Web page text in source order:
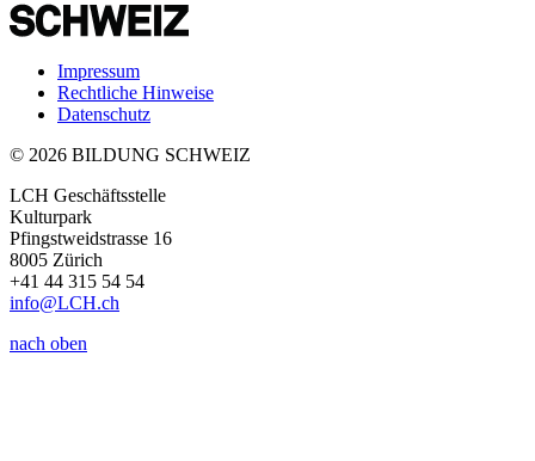
Impressum
Rechtliche Hinweise
Datenschutz
© 2026 BILDUNG SCHWEIZ
LCH Geschäftsstelle
Kulturpark
Pfingstweidstrasse 16
8005 Zürich
+41 44 315 54 54
info@LCH.ch
nach oben